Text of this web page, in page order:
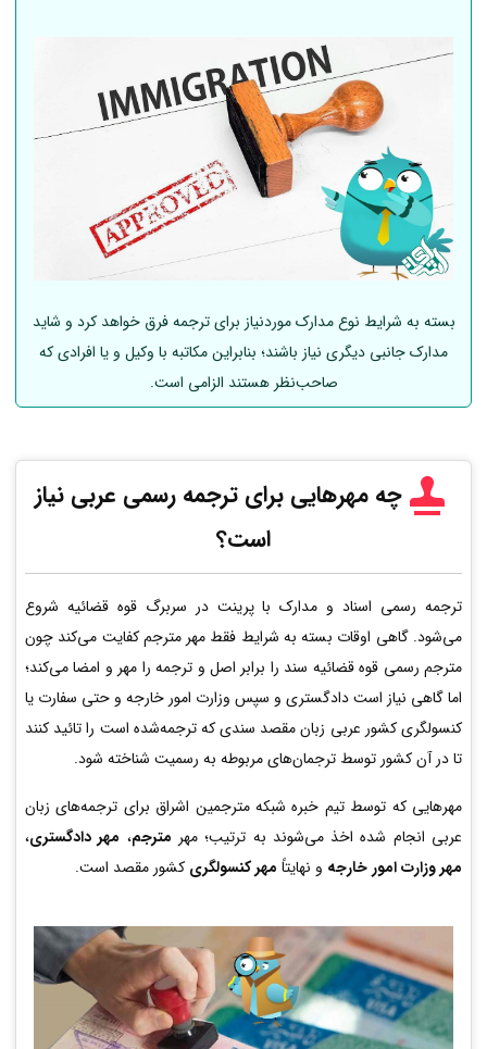
بسته به شرایط نوع مدارک موردنیاز برای ترجمه فرق خواهد کرد و شاید
مدارک جانبی دیگری نیاز باشند؛ بنابراین مکاتبه با وکیل و یا افرادی که
صاحب‌نظر هستند الزامی است.
چه مهرهایی برای ترجمه رسمی عربی نیاز
است؟
ترجمه رسمی اسناد و مدارک با پرینت در سربرگ قوه قضائیه شروع
می‌شود. گاهی اوقات بسته به شرایط فقط مهر مترجم کفایت می‌کند چون
مترجم رسمی قوه قضائیه سند را برابر اصل و ترجمه را مهر و امضا می‌کند؛
اما گاهی نیاز است دادگستری و سپس وزارت امور خارجه و حتی سفارت یا
کنسولگری کشور عربی زبان مقصد سندی که ترجمه‌شده است را تائید کنند
تا در آن کشور توسط ترجمان‌های مربوطه به رسمیت شناخته شود.
مهرهایی که توسط تیم خبره شبکه مترجمین اشراق برای ترجمه‌های زبان
عربی انجام شده اخذ می‌شوند به ترتیب؛ مهر مترجم، مهر دادگستری،
مهر وزارت امور خارجه و نهایتاً مهر کنسولگری کشور مقصد است.